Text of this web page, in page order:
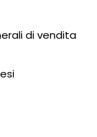
di vendita